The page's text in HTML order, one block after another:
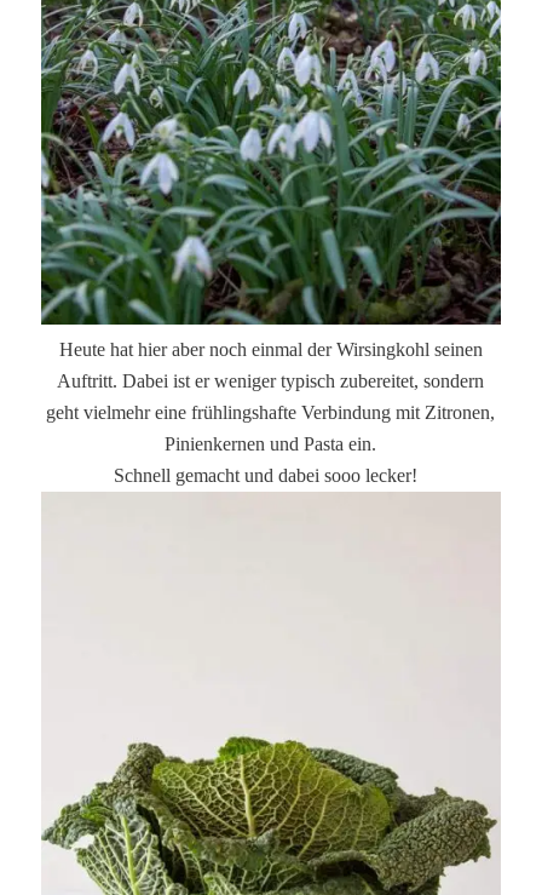
Heute hat hier aber noch einmal der Wirsingkohl seinen
Auftritt. Dabeiist er weniger typisch zubereitet, sondern
geht vielmehr eine frühlingshafte Verbindung mit Zitronen,
Pinienkernen und Pasta ein.
Schnell gemacht und dabei sooo lecker!